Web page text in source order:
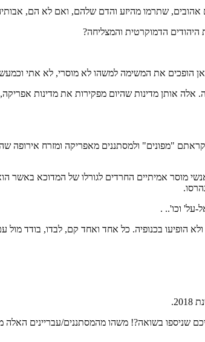
שתרמו מהיזע והדם שלהם, ואם לא הם,
הדמוקרטית והמצליחה?
הופכים את המשימה למשהו לא מוסרי, לא אתי
אותן מדינות שהיום מפקירות את מדינות אפריקה,
"מפונים" ולמסתננים מאפריקה ומזרח
מוסר אמיתיים החרדים לגורלו של המדוכא באשר
על' וכו'.. .
הופיעו בכנופיה. כל אחד ואחד קם, לבדו, בודד
בשואה?! משהו מהמסתננים/עבריינים האלה